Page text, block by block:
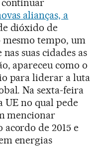
continuar
alianças, a
dióxido de
tempo, um
suas cidades as
apareceu como o
para liderar a luta
Na sexta-feira
UE no qual pede
mencionar
de 2015 e
energias